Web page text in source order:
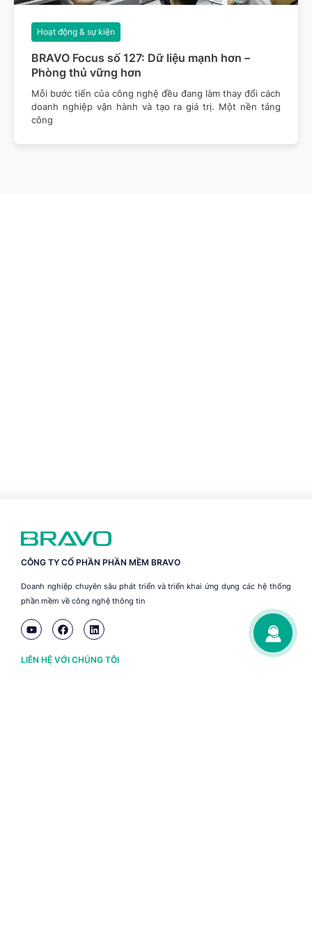
BRAVO Focus số 127: Dữ liệu mạnh hơn –
Phòng thủ vững hơn
Hoạt động & sự kiện
Mỗi bước tiến của công nghệ đều đang làm thay đổi cách
doanh nghiệp vận hành và tạo ra giá trị. Một nền tảng
công
CÔNG TY CỔ PHẦN PHẦN MỀM BRAVO
Doanh nghiệp chuyên sâu phát triển và triển khai ứng dụng các hệ thống
phần mềm về công nghệ thông tin
LIÊN HỆ VỚI CHÚNG TÔI